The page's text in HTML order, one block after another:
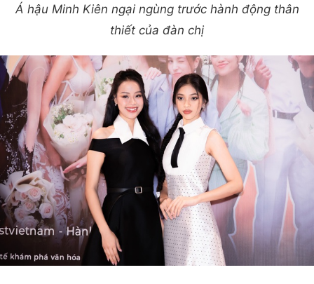
Á hậu Minh Kiên ngại ngùng trước hành động thân
thiết của đàn chị